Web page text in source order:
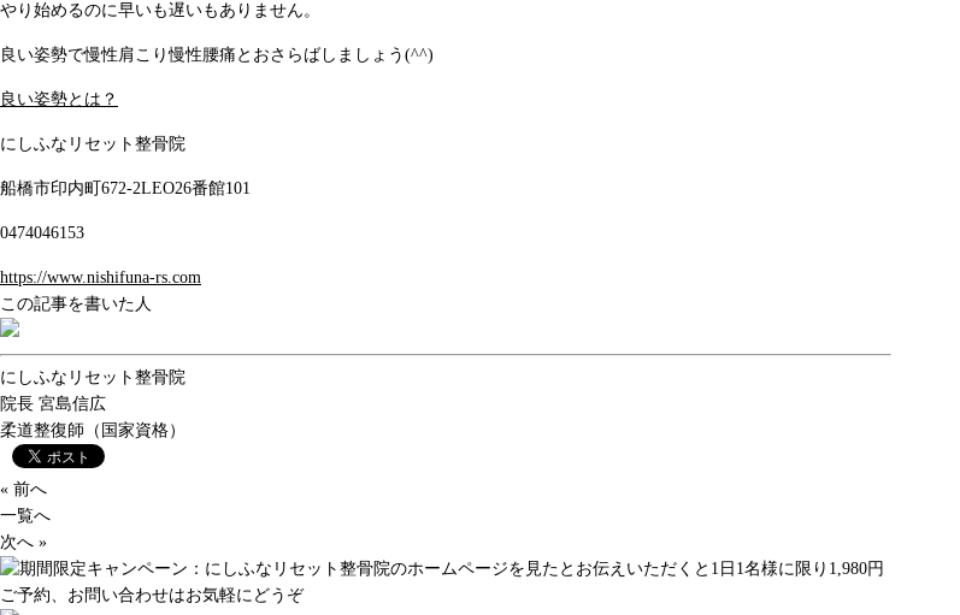
やり始めるのに早いも遅いもありません。
良い姿勢で慢性肩こり慢性腰痛とおさらばしましょう(^^)
良い姿勢とは？
にしふなリセット整骨院
船橋市印内町672-2LEO26番館101
0474046153
https://www.nishifuna-rs.com
この記事を書いた人
にしふなリセット整骨院
院長 宮島信広
柔道整復師（国家資格）
« 前へ
一覧へ
次へ »
ご予約、お問い合わせはお気軽にどうぞ